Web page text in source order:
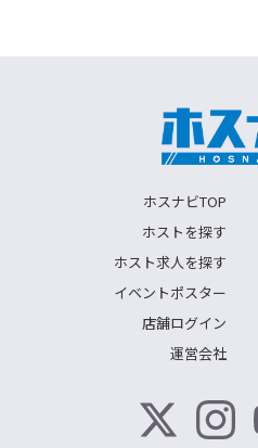
ホスナビTOP
ホストを探す
ホスト求人を探す
イベントポスター
店舗ログイン
運営会社